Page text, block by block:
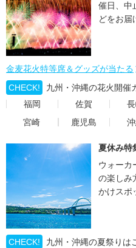
催日、中
どをお届
金麦花火特等席＆グッズが当たる
CHECK!
九州・沖縄の花火開催
福岡
佐賀
宮崎
鹿児島
夏休み特
ウォーカ
の楽しみ
かけスポ
CHECK!
九州・沖縄の夏祭りは